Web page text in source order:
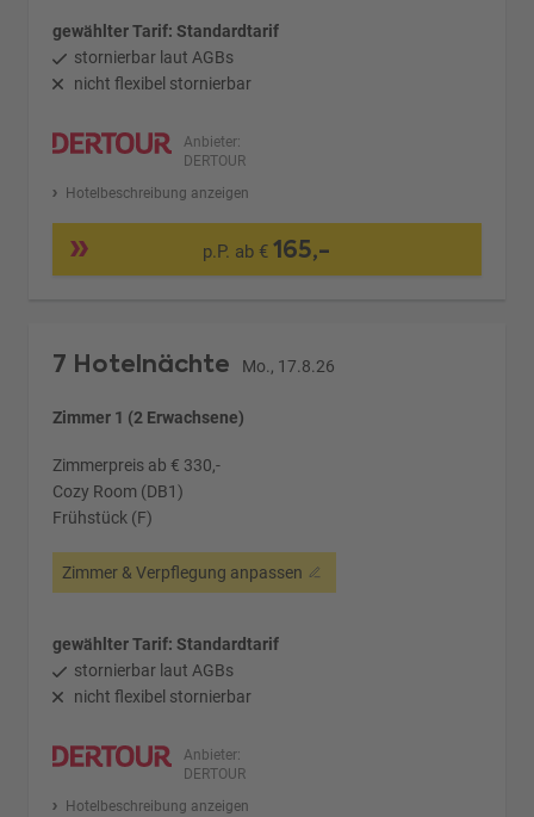
gewählter Tarif: Standardtarif
stornierbar laut AGBs
nicht flexibel stornierbar
Anbieter:
DERTOUR
Hotelbeschreibung anzeigen
p.P. ab €165,-
7 Hotelnächte Mo., 17.8.26
Zimmer 1 (2 Erwachsene)
Zimmerpreis ab € 330,-
Cozy Room (DB1)
Frühstück (F)
Zimmer & Verpflegung anpassen
gewählter Tarif: Standardtarif
stornierbar laut AGBs
nicht flexibel stornierbar
Anbieter:
DERTOUR
Hotelbeschreibung anzeigen